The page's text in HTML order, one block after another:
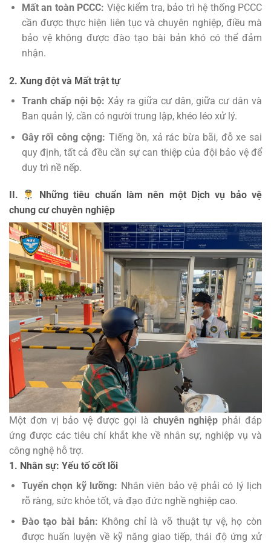
Mất an toàn PCCC: Việc kiểm tra, bảo trì hệ thống PCCC
cần được thực hiện liên tục và chuyên nghiệp, điều mà
bảo vệ không được đào tạo bài bản khó có thể đảm
nhận.
2. Xung đột và Mất trật tự
Tranh chấp nội bộ: Xảy ra giữa cư dân, giữa cư dân và
Ban quản lý, cần có người trung lập, khéo léo xử lý.
Gây rối công cộng: Tiếng ồn, xả rác bừa bãi, đỗ xe sai
quy định, tất cả đều cần sự can thiệp của đội bảo vệ để
duy trì nề nếp.
II.
Những tiêu chuẩn làm nên một Dịch vụ bảo vệ
chung cư chuyên nghiệp
Một đơn vị bảo vệ được gọi là chuyên nghiệp phải đáp
ứng được các tiêu chí khắt khe về nhân sự, nghiệp vụ và
công nghệ hỗ trợ.
1. Nhân sự: Yếu tố cốt lõi
Tuyển chọn kỹ lưỡng: Nhân viên bảo vệ phải có lý lịch
rõ ràng, sức khỏe tốt, và đạo đức nghề nghiệp cao.
Đào tạo bài bản: Không chỉ là võ thuật tự vệ, họ còn
được huấn luyện về kỹ năng giao tiếp, thái độ ứng xử